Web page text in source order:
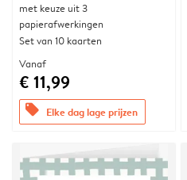
met keuze uit 3
papierafwerkingen
Set van 10 kaarten
Vanaf
€ 11,99
offers Elke dag lage prijzen